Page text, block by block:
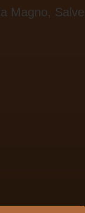
Magno, Salve